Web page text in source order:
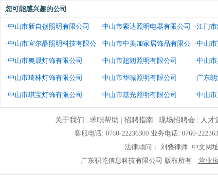
您可能感兴趣的公司
·中山市新自创照明有限公司 ·中山市索达照明电器有限公司 ·江门
·中山市宜尔晶照明科技有限公
司
·中山市中美加家居饰品有限公
司
·中山
·中山市奥晟灯饰有限公司 ·中山市超朗照明有限公司 ·中山
·中山市琦林灯饰有限公司 ·中山市华晠照明有限公司 · 广东
·中山市琪宝灯饰有限公司 ·中山市基光照明有限公司 ·中山
关于我们 | 求职帮助 | 招聘指南| 现场招聘会 | 人才
客服电话: 0760-22236300 业务电话: 0760-
法律顾问： 刘叠律师 中文网
广东职乾信息科技有限公司 版权所有
营业